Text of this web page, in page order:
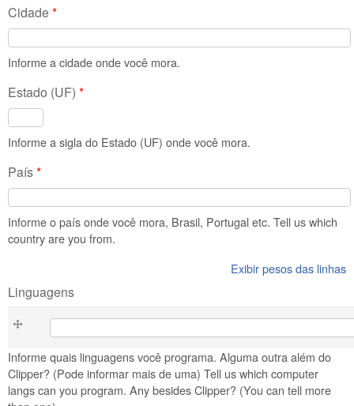
Cidade*
Informe a cidade onde você mora.
Estado (UF) *
Informe a sigla do Estado (UF) onde você mora.
País*
Informe o país onde você mora, Brasil, Portugal etc. Tell us which
country are you from.
Exibir pesos das linhas
Linguagens
Linguagens
Informe quais linguagens você programa. Alguma outra além do
Clipper? (Pode informar mais de uma) Tell us which computer
langs can you program. Any besides Clipper? (You can tell more